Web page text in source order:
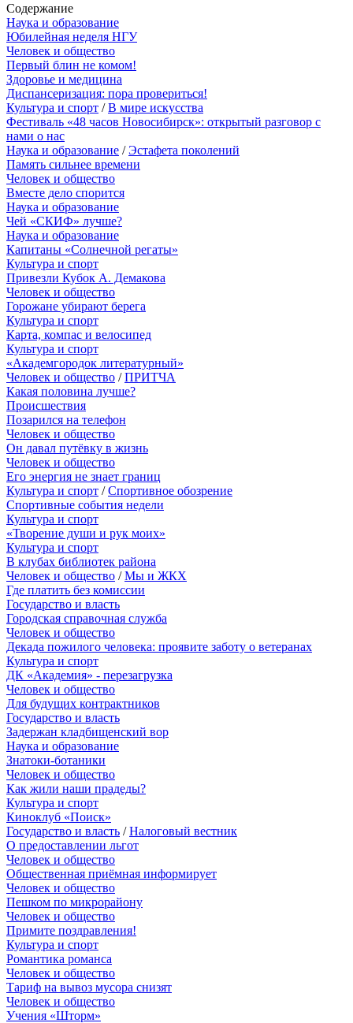
Содержание
Наука и образование
Юбилейная неделя НГУ
Человек и общество
Первый блин не комом!
Здоровье и медицина
Диспансеризация: пора провериться!
Культура и спорт /В мире искусства
Фестиваль «48 часов Новосибирск»: открытый разговор с
нами о нас
Наука и образование /Эстафета поколений
Память сильнее времени
Человек и общество
Вместе дело спорится
Наука и образование
Чей «СКИФ» лучше?
Наука и образование
Капитаны «Солнечной регаты»
Культура и спорт
Привезли Кубок А. Демакова
Человек и общество
Горожане убирают берега
Культура и спорт
Карта, компас и велосипед
Культура и спорт
«Академгородок литературный»
Человек и общество /ПРИТЧА
Какая половина лучше?
Происшествия
Позарился на телефон
Человек и общество
Он давал путёвку в жизнь
Человек и общество
Его энергия не знает границ
Культура и спорт /Спортивное обозрение
Спортивные события недели
Культура и спорт
«Творение души и рук моих»
Культура и спорт
В клубах библиотек района
Человек и общество /Мы и ЖКХ
Где платить без комиссии
Государство и власть
Городская справочная служба
Человек и общество
Декада пожилого человека: проявите заботу о ветеранах
Культура и спорт
ДК «Академия» - перезагрузка
Человек и общество
Для будущих контрактников
Государство и власть
Задержан кладбищенский вор
Наука и образование
Знатоки-ботаники
Человек и общество
Как жили наши прадеды?
Культура и спорт
Киноклуб «Поиск»
Государство и власть /Налоговый вестник
О предоставлении льгот
Человек и общество
Общественная приёмная информирует
Человек и общество
Пешком по микрорайону
Человек и общество
Примите поздравления!
Культура и спорт
Романтика романса
Человек и общество
Тариф на вывоз мусора снизят
Человек и общество
Учения «Шторм»